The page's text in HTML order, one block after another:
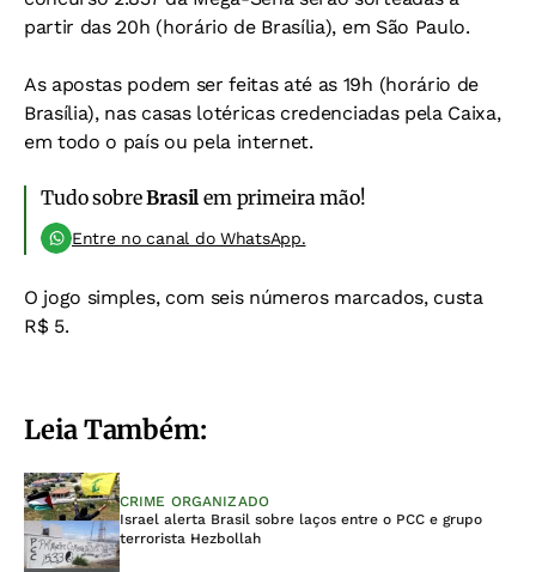
partir das 20h (horário de Brasília), em São Paulo.
As apostas podem ser feitas até as 19h (horário de
Brasília), nas casas lotéricas credenciadas pela Caixa,
em todo o país ou pela internet.
Tudo sobreBrasil em primeira mão!
Entre no canal do WhatsApp.
O jogo simples, com seis números marcados, custa
R$ 5.
Leia Também:
CRIME ORGANIZADO
Israel alerta Brasil sobre laços entre o PCC e grupo
terrorista Hezbollah